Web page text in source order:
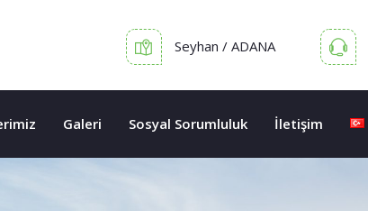
Seyhan / ADANA
Galeri Sosyal Sorumluluk İletişim